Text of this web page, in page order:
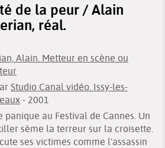
de la peur / Alain
réal.
Alain. Metteur en scène ou
Studio Canal vidéo. Issy-les-
- 2001
panique au Festival de Cannes. Un
sème la terreur sur la croisette.
ses victimes comme l'assassin